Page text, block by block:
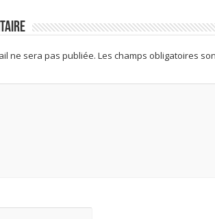
ne sera pas publiée. Les champs obligatoires